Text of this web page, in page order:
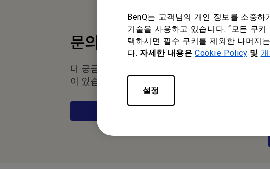
BenQ는 고객님의 개인 정보를 소중
기술을 사용하고 있습니다. “모든 쿠
택하시면 필수 쿠키를 제외한 나머지
다. 자세한 내용은 Cookie Policy 및
설정
문의하기
더 궁금하신 점이나 제안하실 내용
이 있습니까?